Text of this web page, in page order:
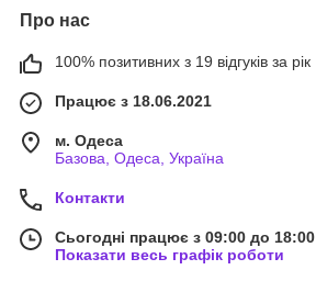
Про нас
100% позитивних з 19 відгуків за рік
Працює з 18.06.2021
м. Одеса
Базова, Одеса, Україна
Контакти
Сьогодні працює з 09:00 до 18:00
Показати весь графік роботи